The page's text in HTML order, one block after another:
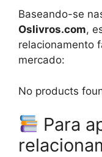
Baseando-se
Oslivros.com,
relacionamento
mercado:
No products
Para